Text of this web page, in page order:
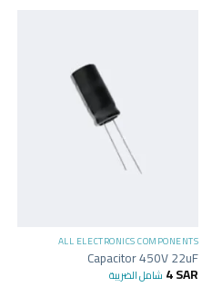
ALL ELECTRONICS COMPONENTS
Capacitor 450V 22uF
4SAR شامل الضريبة